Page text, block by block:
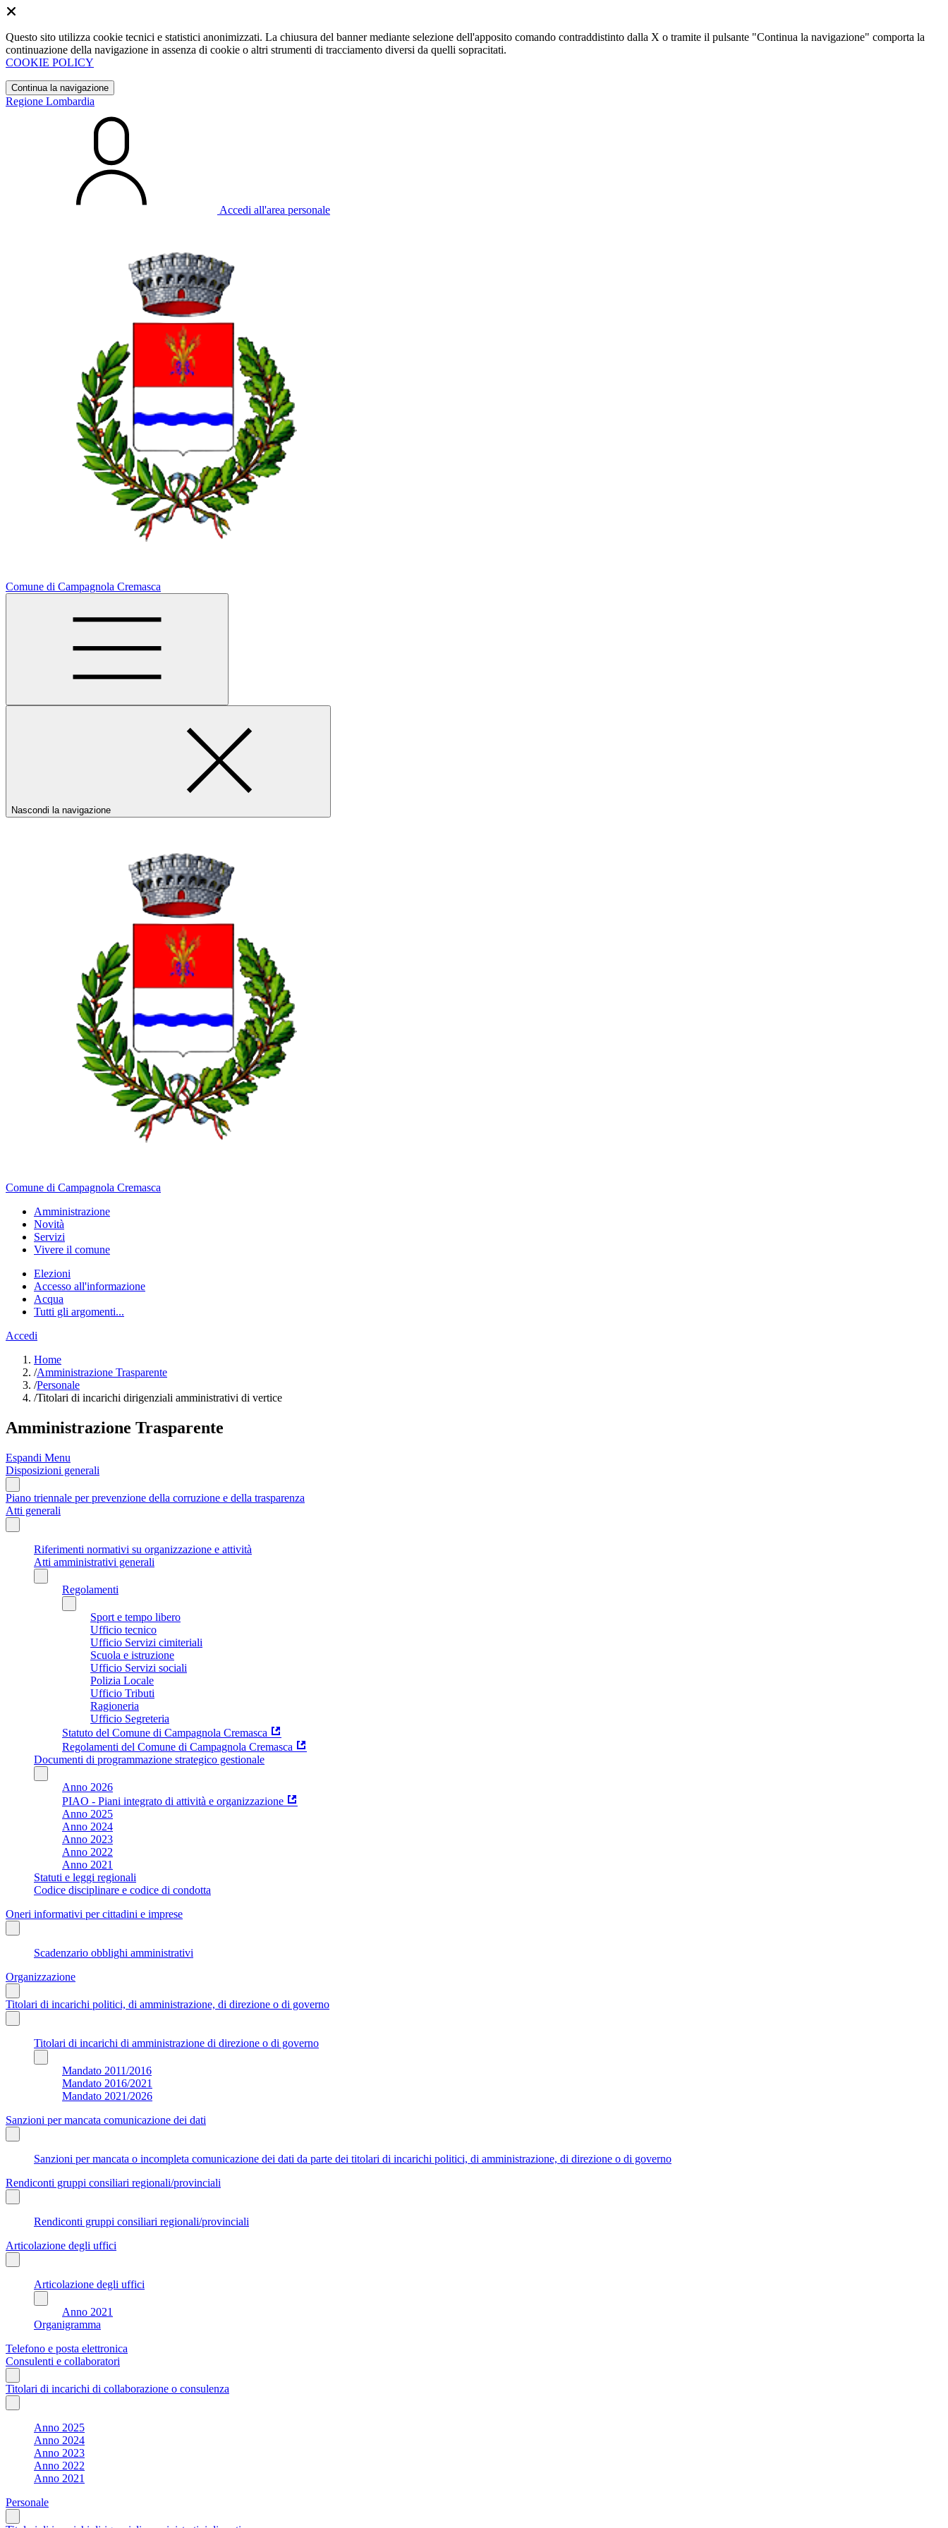
Questo sito utilizza cookie tecnici e statistici anonimizzati. La chiusura del banner mediante selezione dell'apposito comando contraddistinto dalla X o tramite il pulsante "Continua la navigazione" comporta la
continuazione della navigazione in assenza di cookie o altri strumenti di tracciamento diversi da quelli sopracitati.
COOKIE POLICY
Continua la navigazione
Regione Lombardia
Accedi all'area personale
Comune di Campagnola Cremasca
Nascondi la navigazione
Comune di Campagnola Cremasca
Amministrazione
Novità
Servizi
Vivere il comune
Elezioni
Accesso all'informazione
Acqua
Tutti gli argomenti...
Accedi
Home
/Amministrazione Trasparente
/Personale
/Titolari di incarichi dirigenziali amministrativi di vertice
Amministrazione Trasparente
Espandi Menu
Disposizioni generali
Piano triennale per prevenzione della corruzione e della trasparenza
Atti generali
Riferimenti normativi su organizzazione e attività
Atti amministrativi generali
Regolamenti
Sport e tempo libero
Ufficio tecnico
Ufficio Servizi cimiteriali
Scuola e istruzione
Ufficio Servizi sociali
Polizia Locale
Ufficio Tributi
Ragioneria
Ufficio Segreteria
Statuto del Comune di Campagnola Cremasca
Regolamenti del Comune di Campagnola Cremasca
Documenti di programmazione strategico gestionale
Anno 2026
PIAO - Piani integrato di attività e organizzazione
Anno 2025
Anno 2024
Anno 2023
Anno 2022
Anno 2021
Statuti e leggi regionali
Codice disciplinare e codice di condotta
Oneri informativi per cittadini e imprese
Scadenzario obblighi amministrativi
Organizzazione
Titolari di incarichi politici, di amministrazione, di direzione o di governo
Titolari di incarichi di amministrazione di direzione o di governo
Mandato 2011/2016
Mandato 2016/2021
Mandato 2021/2026
Sanzioni per mancata comunicazione dei dati
Sanzioni per mancata o incompleta comunicazione dei dati da parte dei titolari di incarichi politici, di amministrazione, di direzione o di governo
Rendiconti gruppi consiliari regionali/provinciali
Rendiconti gruppi consiliari regionali/provinciali
Articolazione degli uffici
Articolazione degli uffici
Anno 2021
Organigramma
Telefono e posta elettronica
Consulenti e collaboratori
Titolari di incarichi di collaborazione o consulenza
Anno 2025
Anno 2024
Anno 2023
Anno 2022
Anno 2021
Personale